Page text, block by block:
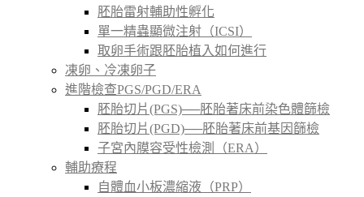
胚胎雷射輔助性孵化
單一精蟲顯微注射（ICSI）
取卵手術跟胚胎植入如何進行
凍卵、冷凍卵子
進階檢查PGS/PGD/ERA
胚胎切片(PGS)──胚胎著床前染色體篩檢
胚胎切片(PGD)──胚胎著床前基因篩檢
子宮內膜容受性檢測（ERA）
輔助療程
自體血小板濃縮液（PRP）